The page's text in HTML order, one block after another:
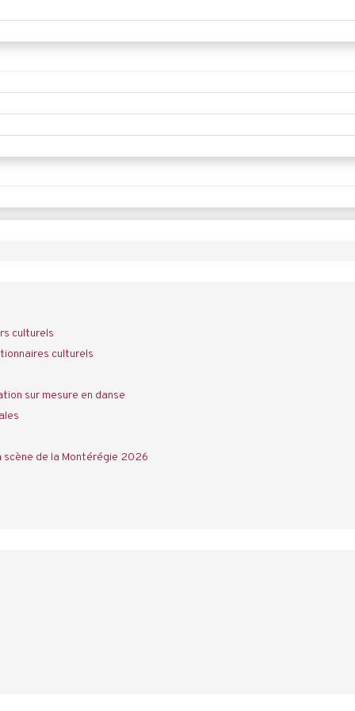
culturels
culturels
sur mesure en danse
de la Montérégie 2026